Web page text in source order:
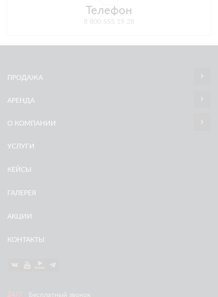
Телефон
8 800 555 19 28
ПРОДАЖА
АРЕНДА
О КОМПАНИИ
УСЛУГИ
КЕЙСЫ
ГАЛЕРЕЯ
АКЦИИ
КОНТАКТЫ
Бесплатный звонок